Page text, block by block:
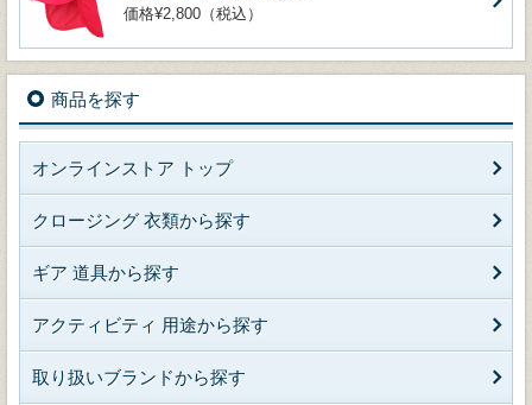
価格¥2,800（税込）
商品を探す
オンラインストア トップ
クロージング 衣類から探す
ギア 道具から探す
アクティビティ 用途から探す
取り扱いブランドから探す